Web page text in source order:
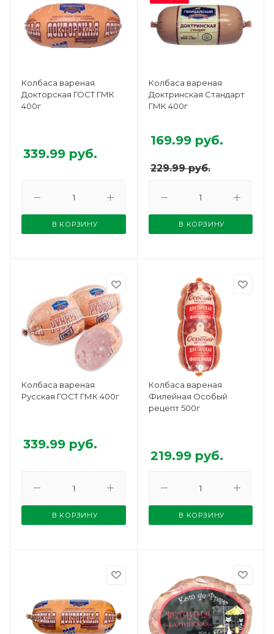
Колбаса вареная
Докторская ГОСТ ГМК
400г
339.99 руб.
В КОРЗИНУ
Колбаса вареная
Доктринская Стандарт
ГМК 400г
229.99руб.
169.99руб.
В КОРЗИНУ
Колбаса вареная
Русская ГОСТ ГМК 400г
339.99 руб.
В КОРЗИНУ
Колбаса вареная
Филейная Особый
рецепт 500г
219.99руб.
В КОРЗИНУ